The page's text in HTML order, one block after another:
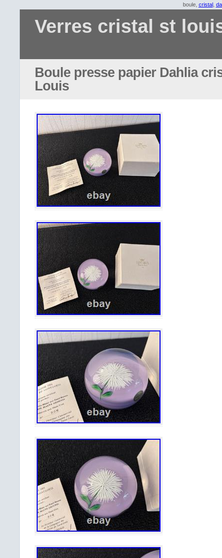
boule, cristal,
Verres cristal st
Boule presse papier Dahlia
Louis